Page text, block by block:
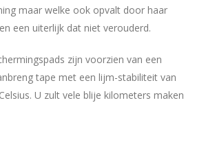
maar welke ook opvalt door haar
een uiterlijk dat niet verouderd.
zijn voorzien van een
tape met een lijm-stabiliteit van
U zult vele blije kilometers maken